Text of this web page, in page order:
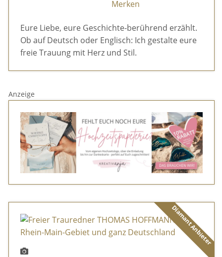
Merken
Eure Liebe, eure Geschichte-berührend erzählt.
Ob auf Deutsch oder Englisch: Ich gestalte eure
freie Trauung mit Herz und Stil.
Anzeige
Diamant Anbieter